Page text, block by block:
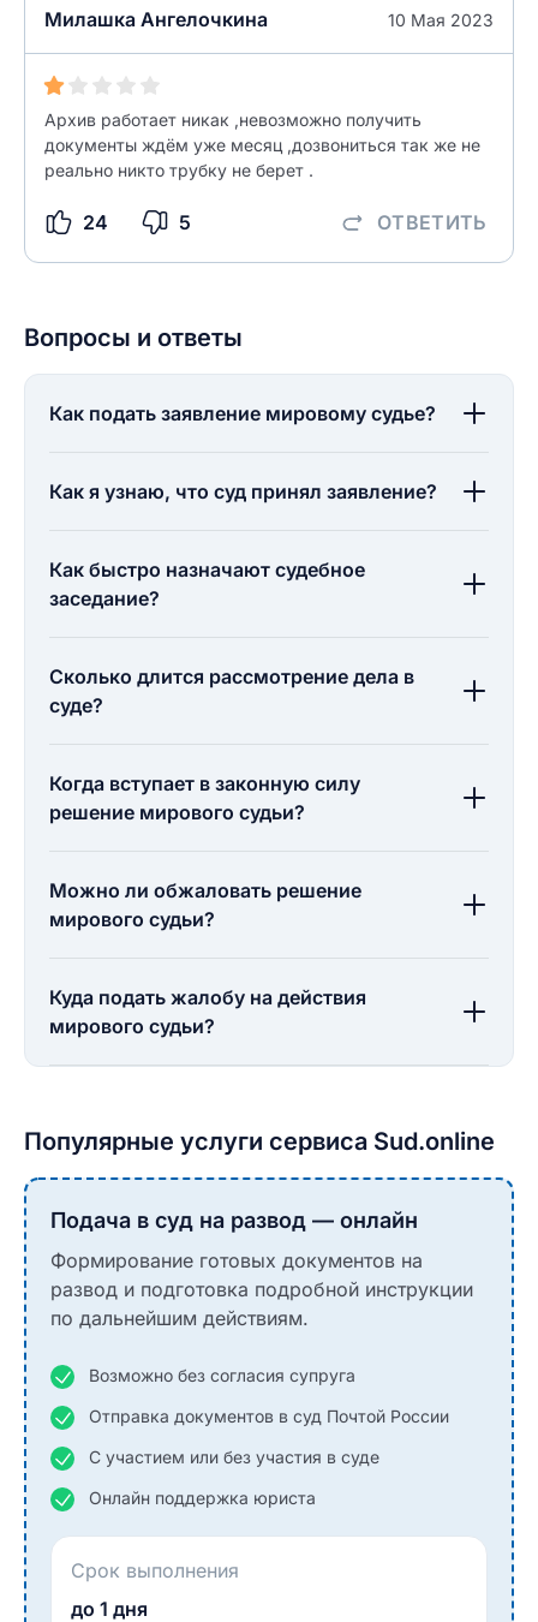
Милашка Ангелочкина 10 Мая 2023
Архив работает никак ,невозможно получить
документы ждём уже месяц ,дозвониться так же не
реально никто трубку не берет .
24 5 ОТВЕТИТЬ
Вопросы и ответы
Как подать заявление мировому судье?
Как я узнаю, что суд принял заявление?
Как быстро назначают судебное
заседание?
Сколько длится рассмотрение дела в
суде?
Когда вступает в законную силу
решение мирового судьи?
Можно ли обжаловать решение
мирового судьи?
Куда подать жалобу на действия
мирового судьи?
Популярные услуги сервиса Sud.online
Подача в суд на развод — онлайн
Формирование готовых документов на
развод и подготовка подробной инструкции
по дальнейшим действиям.
Возможно без согласия супруга
Отправка документов в суд Почтой России
С участием или без участия в суде
Онлайн поддержка юриста
Срок выполнения
до 1 дня